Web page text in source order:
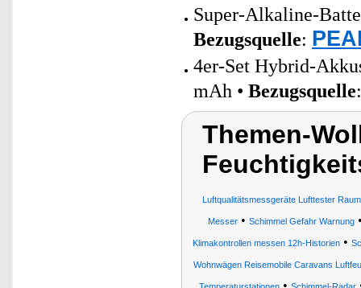
Super-Alkaline-
Bezugsquelle:
4er-Set Hybrid-
mAh • Bezugsquelle
Themen-
Luftqualitätsmessgeräte Lufttester
Messer • Schimmel Gefahr Warnung
Klimakontrollen messen 12h-Historien •
Wohnwägen Reisemobile Caravans
•